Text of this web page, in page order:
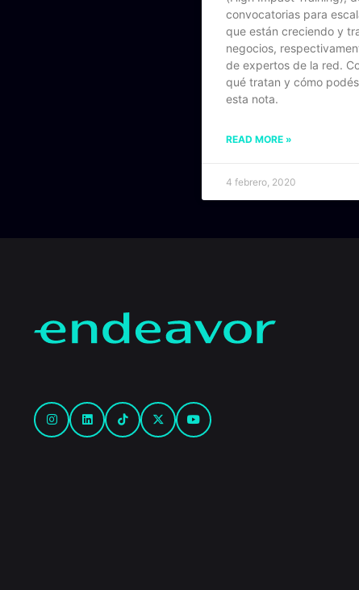
convocatorias para
que están creciendo y
negocios,
de expertos de la red.
qué tratan y cómo
esta nota.
READ MORE »
4 febrero, 2020